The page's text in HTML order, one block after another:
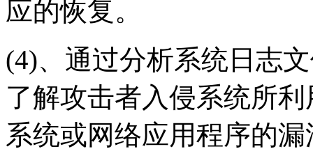
应的恢复。
(4)、通过分析系统日志
了解攻击者入侵系统所
系统或网络应用程序的